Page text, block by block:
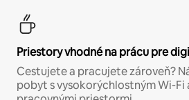
Priestory vhodné na prácu pre
Cestujete a pracujete zároveň?
pobyt s vysokorýchlostným Wi-Fi